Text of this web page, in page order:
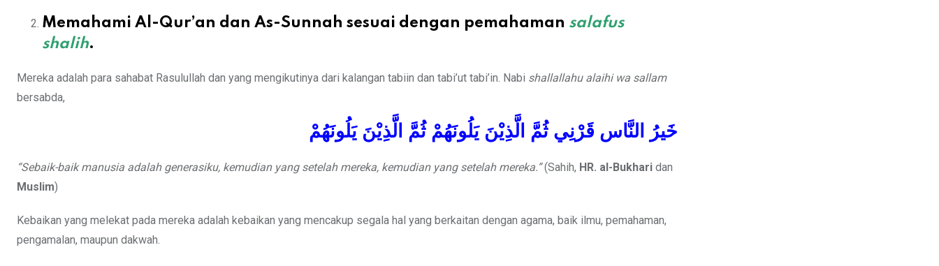
Memahami Al-Qur’an dan As-Sunnah sesuai dengan pemahaman salafus
shalih.
Mereka adalah para sahabat Rasulullah dan yang mengikutinya dari kalangan tabiin dan tabi’ut tabi’in. Nabi shallallahu alaihi wa sallam
bersabda,
خَيرُ النَّاس قَرْنِي ثُمَّ الَّذِيْنَ يَلُونَهُمْ ثُمَّ الَّذِيْنَ يَلُونَهُمْ
“Sebaik-baik manusia adalah generasiku, kemudian yang setelah mereka, kemudian yang setelah mereka.”(Sahih, HR. al-Bukhari dan
Muslim)
Kebaikan yang melekat pada mereka adalah kebaikan yang mencakup segala hal yang berkaitan dengan agama, baik ilmu, pemahaman,
pengamalan, maupun dakwah.